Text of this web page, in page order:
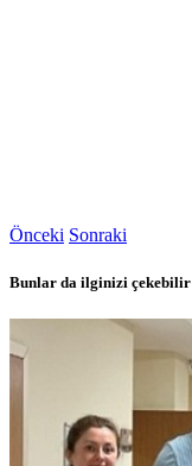
Önceki Sonraki
Bunlar da ilginizi çekebilir